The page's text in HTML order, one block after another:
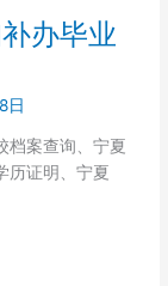
办毕业
日
档案查询、宁夏
历证明、宁夏